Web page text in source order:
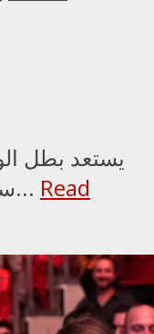
يستعد بطل
ستريكلاند، للعودة إلى الأضواء... Read